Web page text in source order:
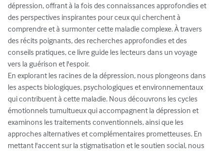
dépression, offrant à la fois des connaissances approfondies et
des perspectives inspirantes pour ceux qui cherchent à
comprendre et à surmonter cette maladie complexe. À travers
des récits poignants, des recherches approfondies et des
conseils pratiques, ce livre guide les lecteurs dans un voyage
vers la guérison et l'espoir.
En explorant les racines de la dépression, nous plongeons dans
les aspects biologiques, psychologiques et environnementaux
qui contribuent à cette maladie. Nous découvrons les cycles
émotionnels tumultueux qui accompagnent la dépression et
examinons les traitements conventionnels, ainsi que les
approches alternatives et complémentaires prometteuses. En
mettant l'accent sur la stigmatisation et le soutien social, nous